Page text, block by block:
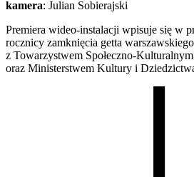
kamera: Julian Sobierajski
Premiera wideo-instalacji wpisuje się w
rocznicy zamknięcia getta
z Towarzystwem Społeczno-
oraz Ministerstwem Kultury i